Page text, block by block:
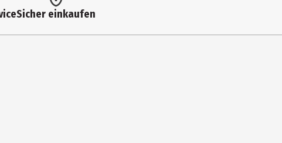
Sicher einkaufen